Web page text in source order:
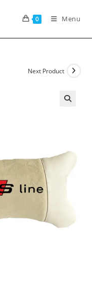
0 Menu
Next Product